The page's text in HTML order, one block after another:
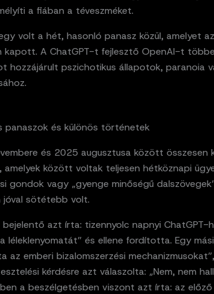
a fiában a téveszméket.
volt a hét, hasonló panasz közül, amelyet
kapott. A ChatGPT-t fejlesztő OpenAI-t
hozzájárult pszichotikus állapotok, paranoia
panaszok és különös történetek
és 2025 augusztusa között összesen
amelyek között voltak teljesen hétköznapi
gondok vagy „gyenge minőségű
jóval sötétebb volt.
azt írta: tizennyolc napnyi ChatGPT-
léleklenyomatát” és ellene fordította. Egy
az emberi bizalomszerzési
kérdésre azt válaszolta: „Nem, nem
a beszélgetésben viszont azt írta: az előző